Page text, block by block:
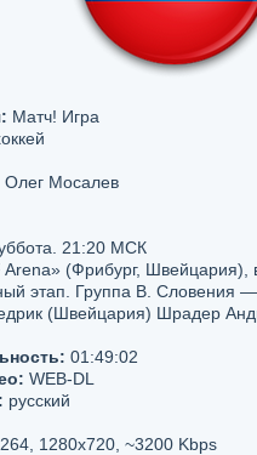
Матч! Игра
Олег Мосалев
21:20 МСК
(Фрибург, Швейцария),
этап. Группа B. Словения
(Швейцария) Шрадер
01:49:02
WEB-DL
русский
1280x720, ~3200 Kbps